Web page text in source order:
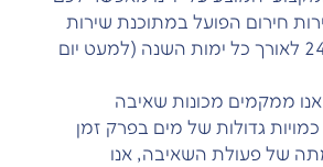
חירום הפועל במתוכנת שירות
מסביב לשעון -24/7 לאורך כל ימות השנה (למעט יום
ממקמים מכונות שאיבה
גדולות של מים בפרק זמן
של פעולת השאיבה, אנו